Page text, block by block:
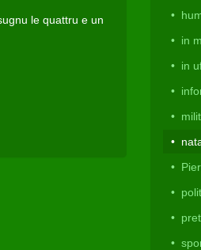
le quattru e un
in
in